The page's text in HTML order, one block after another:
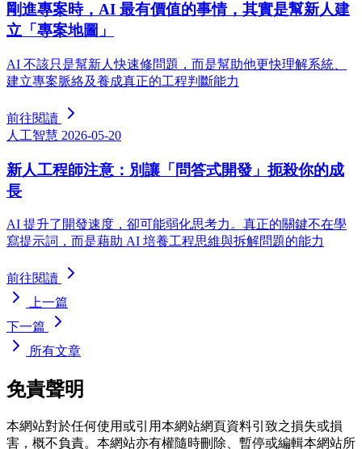
剛進專案時，AI 最有價值的事情，其實是幫新人建
立「專案地圖」
AI 不該只是幫新人快速修問題，而是幫助他更快理解系統、
建立專案脈絡及養成真正的工程判斷能力
前往閱讀
人工智慧 2026-05-20
新人工程師注意：別讓「問答式開發」扼殺你的成
長
AI 提升了開發速度，卻可能弱化思考力。真正的關鍵不在學
寫提示詞，而是藉助 AI 培養工程思維與拆解問題的能力
前往閱讀
上一篇
下一篇
所有文章
免責聲明
本網站對於任何使用或引用本網站網頁資料引致之損失或損
害，概不負責。本網站亦有權隨時刪除、暫停或編輯本網站所